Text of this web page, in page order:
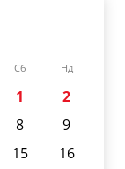
Сб Нд
1
2
8
9
15
16